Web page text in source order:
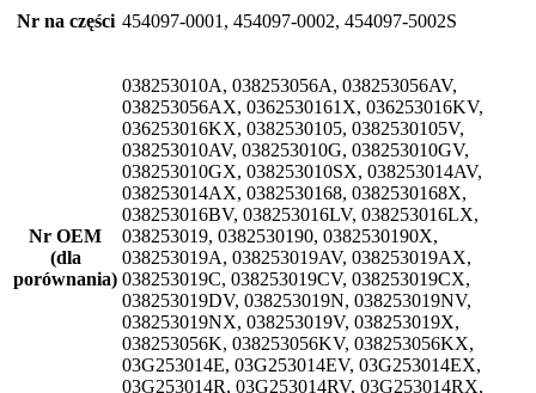
Nr na części 454097-0001, 454097-0002, 454097-5002S
Nr OEM
(dla
porównania)
038253010A, 038253056A, 038253056AV,
038253056AX, 0362530161X, 036253016KV,
036253016KX, 0382530105, 0382530105V,
038253010AV, 038253010G, 038253010GV,
038253010GX, 038253010SX, 038253014AV,
038253014AX, 0382530168, 0382530168X,
038253016BV, 038253016LV, 038253016LX,
038253019, 0382530190, 0382530190X,
038253019A, 038253019AV, 038253019AX,
038253019C, 038253019CV, 038253019CX,
038253019DV, 038253019N, 038253019NV,
038253019NX, 038253019V, 038253019X,
038253056K, 038253056KV, 038253056KX,
03G253014E, 03G253014EV, 03G253014EX,
03G253014R, 03G253014RV, 03G253014RX,